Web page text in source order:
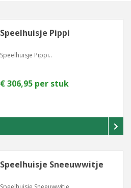
Speelhuisje Pippi
Speelhuisje Pippi..
€ 306,95 per stuk
Speelhuisje Sneeuwwitje